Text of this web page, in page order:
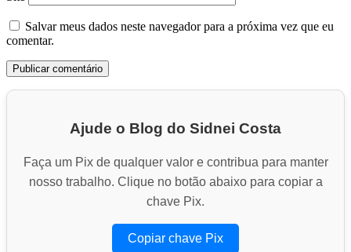
Salvar meus dados neste navegador para a próxima vez que eu
comentar.
Ajude o Blog do Sidnei Costa
Faça um Pix de qualquer valor e contribua para manter
nosso trabalho. Clique no botão abaixo para copiar a
chave Pix.
Copiar chave Pix